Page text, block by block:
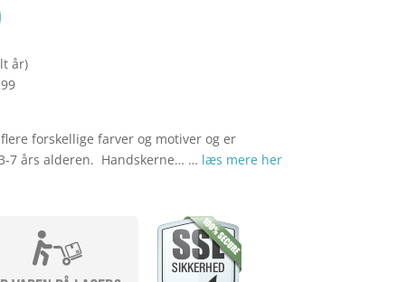
år)
forskellige farver og motiver og er
7 års alderen. Handskerne… … læs mere her